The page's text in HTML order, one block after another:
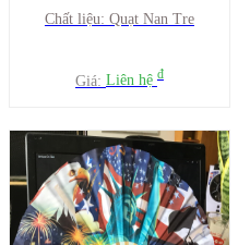
Chất liệu: Quạt Nan Tre
Giá: Liên hệ đ